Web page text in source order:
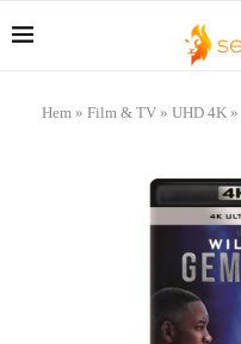
Hem » Film & TV » UHD 4K »